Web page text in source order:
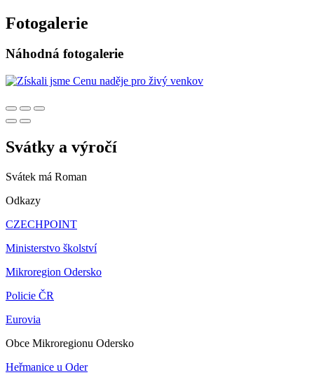
Fotogalerie
Náhodná fotogalerie
Svátky a výročí
Svátek má Roman
Odkazy
CZECHPOINT
Ministerstvo školství
Mikroregion Odersko
Policie ČR
Eurovia
Obce Mikroregionu Odersko
Heřmanice u Oder